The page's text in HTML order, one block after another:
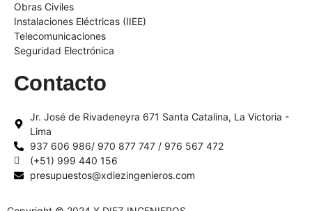
Obras Civiles
Instalaciones Eléctricas (IIEE)
Telecomunicaciones
Seguridad Electrónica
Contacto
Jr. José de Rivadeneyra 671 Santa Catalina, La Victoria -
Lima
937 606 986/ 970 877 747 / 976 567 472
(+51) 999 440 156
presupuestos@xdiezingenieros.com